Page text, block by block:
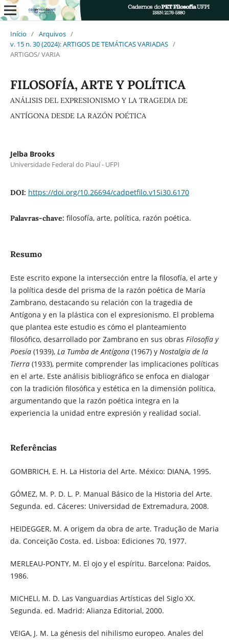
Início / Arquivos /
v. 15 n. 30 (2024): ARTIGOS DE TEMÁTICAS VARIADAS /
ARTIGOS/ VARIA
FILOSOFÍA, ARTE Y POLÍTICA
ANÁLISIS DEL EXPRESIONISMO Y LA TRAGEDIA DE
ANTÍGONA DESDE LA RAZÓN POÉTICA
Jelba Brooks
Universidade Federal do Piauí - UFPI
DOI: https://doi.org/10.26694/cadpetfilo.v15i30.6170
Palavras-chave: filosofía, arte, política, razón poética.
Resumo
Este escrito expone la intersección entre la filosofía, el arte y
la política desde del prisma de la razón poética de María
Zambrano, destacando su relación con la tragedia de
Antígona y en la plástica con el expresionismo. El problema
que plantea este estudio es cómo el planteamiento
filosófico, desarrollado por Zambrano en sus obras Filosofía y
Poesía (1939), La Tumba de Antígona (1967) y Nostalgia de la
Tierra (1933), permite comprender las implicaciones políticas
en el arte. Este análisis bibliográfico se enfoca en dialogar
con la tradición filosófica y estética en la dimensión política,
argumentando que la razón poética integra en la
experiencia la unidad entre expresión y realidad social.
Referências
GOMBRICH, E. H. La Historia del Arte. México: DIANA, 1995.
GÓMEZ, M. P. D. L. P. Manual Básico de la Historia del Arte.
Segunda. ed. Cáceres: Universidad de Extremadura, 2008.
HEIDEGGER, M. A origem da obra de arte. Tradução de Maria
da. Conceição Costa. ed. Lisboa: Ediciones 70, 1977.
MERLEAU-PONTY, M. El ojo y el espíritu. Barcelona: Paidos,
1986.
MICHELI, M. D. Las Vanguardias Artísticas del Siglo XX.
Segunda. ed. Madrid: Alianza Editorial, 2000.
VEIGA, J. M. La génesis del nihilismo europeo. Anales del